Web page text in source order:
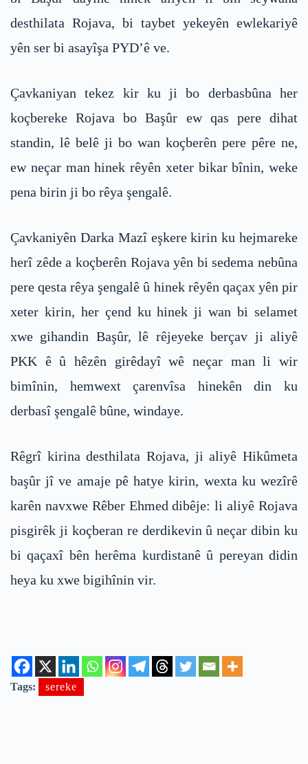
desthilata Rojava, bi taybet yekeyên ewlekariyê
yên ser bi asayîşa PYD’ê ve.
Çavkaniyan tekez kir ku ji bo derbasbûna her
koçbereke Rojava bo Başûr ew qas pere dihat
standin, lê belê ji bo wan koçberên pere pêre ne,
ew neçar man hinek rêyên xeter bikar bînin, weke
pena birin ji bo rêya şengalê.
Çavkaniyên Darka Mazî eşkere kirin ku hejmareke
herî zêde a koçberên Rojava yên bi sedema nebûna
pere qesta rêya şengalê û hinek rêyên qaçax yên pir
xeter kirin, her çend ku hinek ji wan bi selamet
xwe gihandin Başûr, lê rêjeyeke berçav ji aliyê
PKK ê û hêzên girêdayî wê neçar man li wir
bimînin, hemwext çarenvîsa hinekên din ku
derbasî şengalê bûne, windaye.
Rêgrî kirina desthilata Rojava, ji aliyê Hikûmeta
başûr jî ve amaje pê hatye kirin, wexta ku wezîrê
karên navxwe Rêber Ehmed dibêje: li aliyê Rojava
pisgirêk ji koçberan re derdikevin û neçar dibin ku
bi qaçaxî bên herêma kurdistanê û pereyan didin
heya ku xwe bigihînin vir.
Tags: sereke